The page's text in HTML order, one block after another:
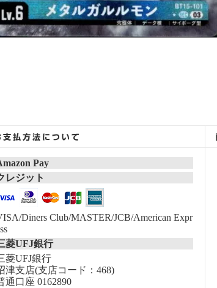
Pay
レジット
Diners Club/MASTER/JCB/American Expr
菱UFJ銀行
菱UFJ銀行
津支店(支店コード：468)
通口座 0162890